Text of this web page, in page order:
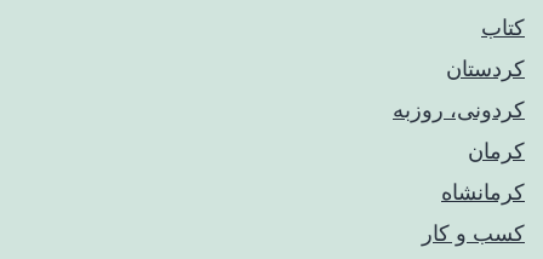
کتاب
کردستان
کردونی، روزبه
کرمان
کرمانشاه
کسب و کار